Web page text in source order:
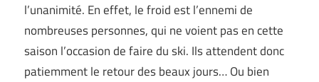
l’unanimité. En effet, le froid est l’ennemi de
nombreuses personnes, qui ne voient pas en cette
saison l’occasion de faire du ski. Ils attendent donc
patiemment le retour des beaux jours… Ou bien